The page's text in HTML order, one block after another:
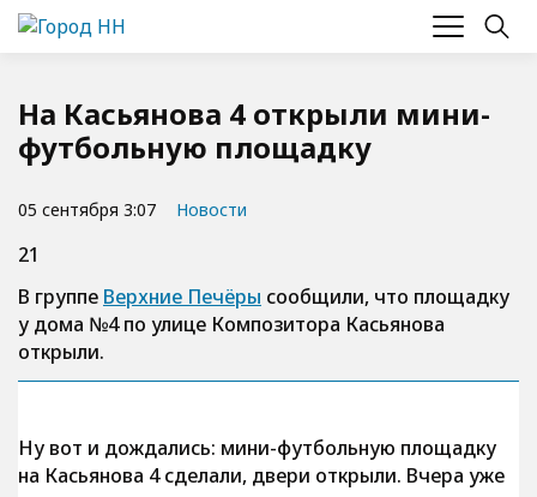
На Касьянова 4 открыли мини-
футбольную площадку
05 сентября 3:07 Новости
21
В группе Верхние Печёры сообщили, что площадку
у дома №4 по улице Композитора Касьянова
открыли.
Ну вот и дождались: мини-футбольную площадку
на Касьянова 4 сделали, двери открыли. Вчера уже